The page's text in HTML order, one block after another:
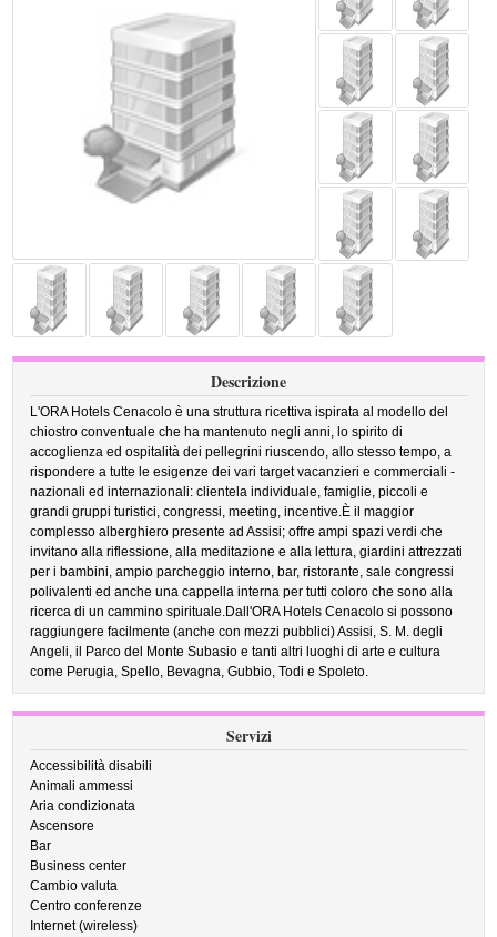
Descrizione
L'ORA Hotels Cenacolo è una struttura ricettiva ispirata al modello del
chiostro conventuale che ha mantenuto negli anni, lo spirito di
accoglienza ed ospitalità dei pellegrini riuscendo, allo stesso tempo, a
rispondere a tutte le esigenze dei vari target vacanzieri e commerciali -
nazionali ed internazionali: clientela individuale, famiglie, piccoli e
grandi gruppi turistici, congressi, meeting, incentive.È il maggior
complesso alberghiero presente ad Assisi; offre ampi spazi verdi che
invitano alla riflessione, alla meditazione e alla lettura, giardini attrezzati
per i bambini, ampio parcheggio interno, bar, ristorante, sale congressi
polivalenti ed anche una cappella interna per tutti coloro che sono alla
ricerca di un cammino spirituale.Dall'ORA Hotels Cenacolo si possono
raggiungere facilmente (anche con mezzi pubblici) Assisi, S. M. degli
Angeli, il Parco del Monte Subasio e tanti altri luoghi di arte e cultura
come Perugia, Spello, Bevagna, Gubbio, Todi e Spoleto.
Servizi
Accessibilità disabili
Animali ammessi
Aria condizionata
Ascensore
Bar
Business center
Cambio valuta
Centro conferenze
Internet (wireless)